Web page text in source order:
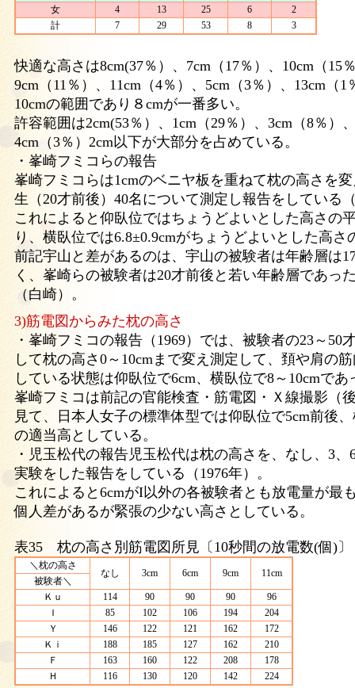
女
4 13 25 6
2
計
7 29 53 8 3
快適な高さは8cm(37％）、7cm（17％）、10cm（15
9cm（11％）、11cm（4％）、5cm（3％）、13cm（
10cmの範囲であり８cmが一番多い。
許容範囲は2cm(53％）、1cm（29％）、3cm（8％）
4cm（3％）2cm以下が大部分を占めている。
・峯崎フミコらの報告
峯崎フミコらは1cmのベニヤ板を重ねて枕の高さを
生（20才前後）40名について測定し報告をしている
これによると仰臥位ではちょうどよいとした高さの
り、横臥位では6.8±0.9cmがちょうどよいとした高さ
前記宇山と差があるのは、宇山の被験者は年齢層は
く、峯崎らの被験者は20才前後と若い年齢層であっ
（白崎）。
3)筋電図からみた枕の高さ
・峯崎フミコの報告（1969）では、被験者の23～50
して枕の高さ0～10cmまで変え測定して、頚や肩の
している状態は仰臥位で6cm、横臥位で8～10cmで
峯崎フミコは前記の官能検査・筋電図・Ｘ線撮影（
見て、日本人女子の標準体型では仰臥位で5cm前後
の適当高としている。
・児玉松代の報告児玉松代は枕の高さを、なし、3、
実験をした報告をしている（1976年）。
これによると6cmがI以外の各被験者とも放電量が最
個人差があるが緊張の少ない高さとしている。
表35 枕の高さ別筋電図所見〔10秒間の放電数(個)〕
＼枕の高さ
なし 3cm 6cm 9cm 11cm
被験者＼
Ｋｕ
114 90 90 90
96
Ｉ
85 102 106 194
204
Ｙ
146 122 121 162
172
Ｋｉ
188 185 127 162
210
Ｆ
163 160 122 208
178
Ｈ
116 130 120 142 224